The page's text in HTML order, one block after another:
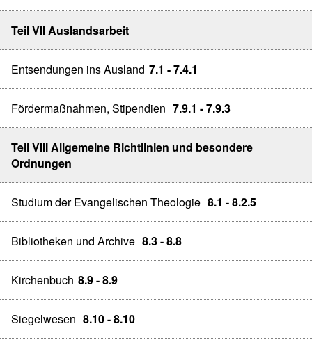
Teil VII Auslandsarbeit
Entsendungen ins Ausland 7.1 - 7.4.1
Fördermaßnahmen, Stipendien 7.9.1 - 7.9.3
Teil VIII Allgemeine Richtlinien und besondere
Ordnungen
Studium der Evangelischen Theologie 8.1 - 8.2.5
Bibliotheken und Archive 8.3 - 8.8
Kirchenbuch 8.9 - 8.9
Siegelwesen 8.10 - 8.10